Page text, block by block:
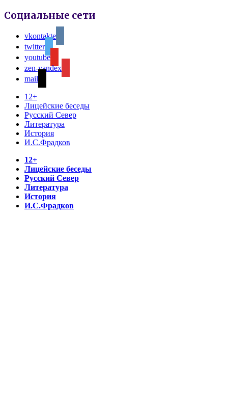
Социальные сети
vkontakte
twitter
youtube
zen-yandex
mail
12+
Лицейские беседы
Русский Север
Литература
История
И.С.Фрадков
12+
Лицейские беседы
Русский Север
Литература
История
И.С.Фрадков